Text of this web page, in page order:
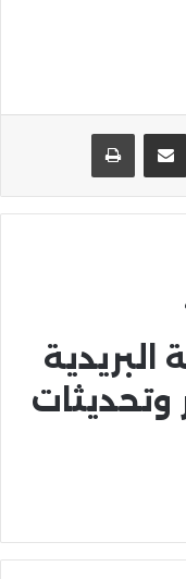
تيلقرام مشاركة عبر البريد
وتحديثات